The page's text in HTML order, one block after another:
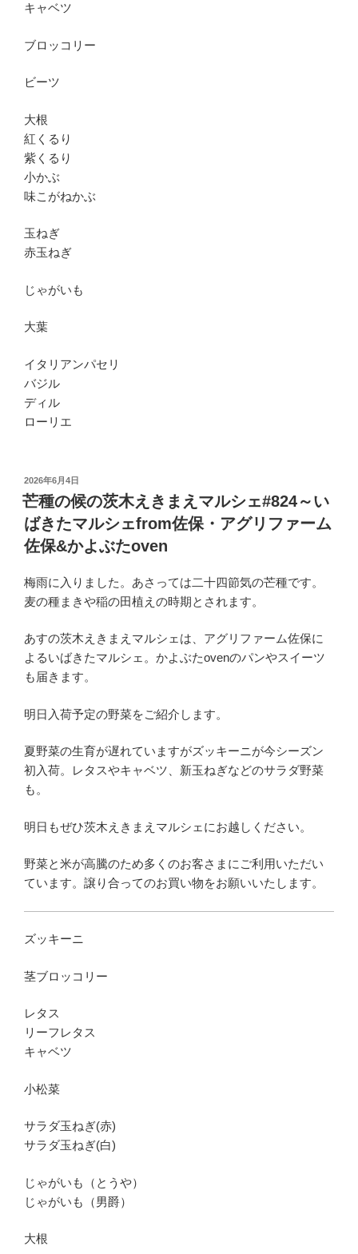
キャベツ
ブロッコリー
ビーツ
大根
紅くるり
紫くるり
小かぶ
味こがねかぶ
玉ねぎ
赤玉ねぎ
じゃがいも
大葉
イタリアンパセリ
バジル
ディル
ローリエ
投
稿
日:
2026年6月4日
芒種の候の茨木えきまえマルシェ#824～い
ばきたマルシェfrom佐保・アグリファーム
佐保&かよぶたoven
梅雨に入りました。あさっては二十四節気の芒種です。
麦の種まきや稲の田植えの時期とされます。
あすの茨木えきまえマルシェは、アグリファーム佐保に
よるいばきたマルシェ。かよぶたovenのパンやスイーツ
も届きます。
明日入荷予定の野菜をご紹介します。
夏野菜の生育が遅れていますがズッキーニが今シーズン
初入荷。レタスやキャベツ、新玉ねぎなどのサラダ野菜
も。
明日もぜひ茨木えきまえマルシェにお越しください。
野菜と米が高騰のため多くのお客さまにご利用いただい
ています。譲り合ってのお買い物をお願いいたします。
ズッキーニ
茎ブロッコリー
レタス
リーフレタス
キャベツ
小松菜
サラダ玉ねぎ(赤)
サラダ玉ねぎ(白)
じゃがいも（とうや）
じゃがいも（男爵）
大根